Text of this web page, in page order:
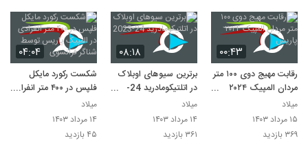
۰۰:۴۳
رقابت مهیج دوی ۱۰۰ متر
مردان المپیک ۲۰۲۴
پاریس
میلاد
۱۵ مرداد ۱۴۰۳
۳۶۹ بازدید
۰۸:۱۸
برترین سیوهای اوبلاک
در اتلتیکومادرید 24-
2023
میلاد
۱۴ مرداد ۱۴۰۳
۳۶۱ بازدید
۰۴:۰۴
شکست رکورد مایکل
فلپس در ۴۰۰ متر انفرادی
در المپیک پاریس توسط
شناگر فرانسوی
میلاد
۱۴ مرداد ۱۴۰۳
۴۵ بازدید